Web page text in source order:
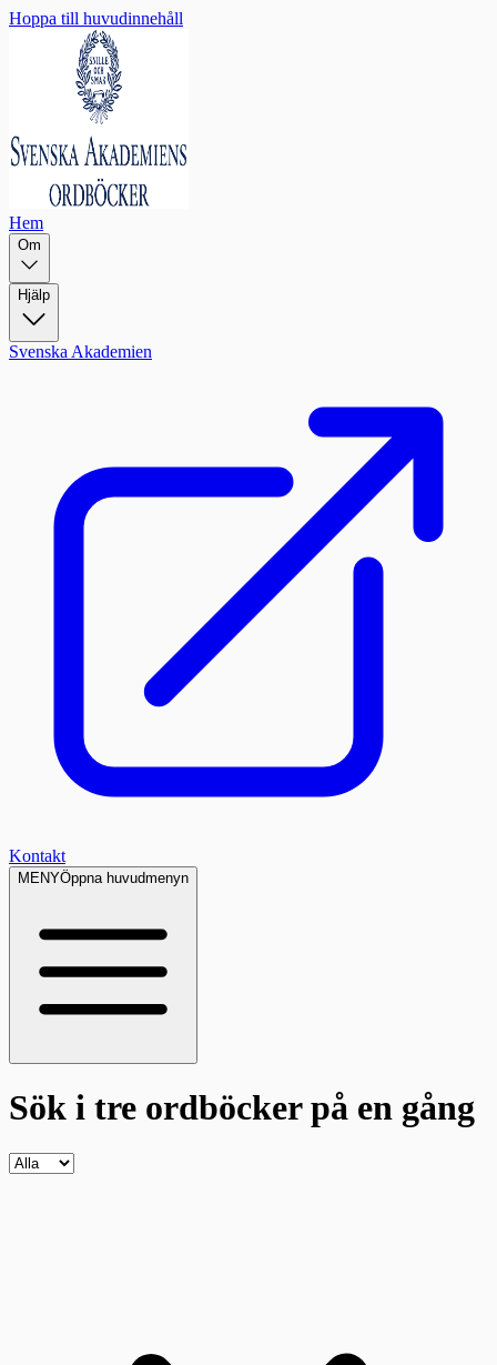
Hoppa till huvudinnehåll
Hem
Om
Hjälp
Svenska Akademien
Kontakt
MENYÖppna huvudmenyn
Sök i tre ordböckerpå en gång